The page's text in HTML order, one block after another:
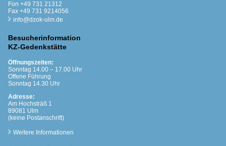
Fon +49 731 21312
Fax +49 731 9214056
info@dzok-ulm.de
Besucherinformation
KZ-Gedenkstätte
Öffnungszeiten:
Sonntag 14.00 – 17.00 Uhr
Offene Führung
Sonntag 14.30 Uhr
Adresse:
Am Hochsträß 1
89081 Ulm
(keine Postanschrift)
Weitere Informationen